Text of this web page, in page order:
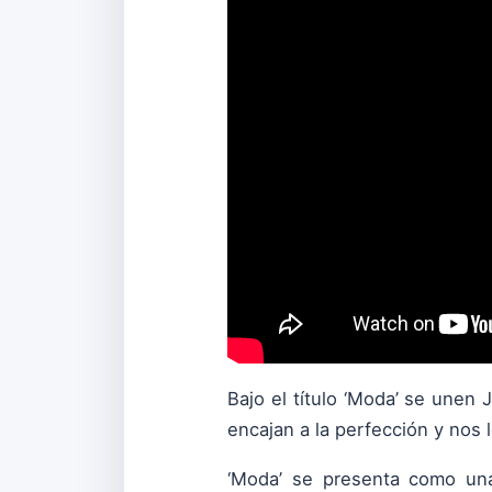
Bajo el título ‘Moda’ se
encajan a la perfección y nos
‘Moda’ se presenta como